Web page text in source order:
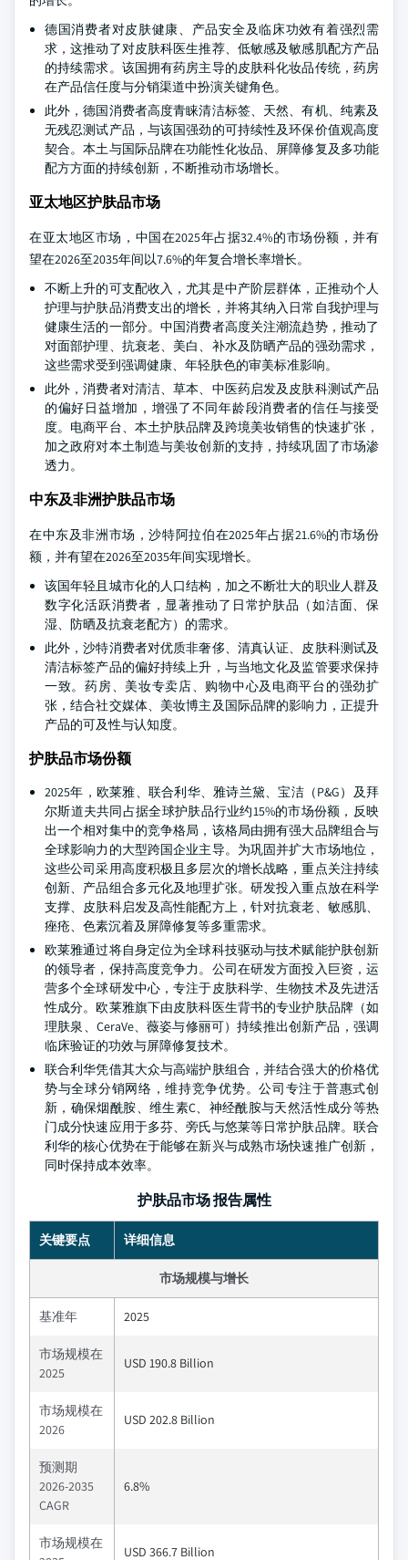
德国消费者对皮肤健康、产品安全及临床功效有着强烈需
求，这推动了对皮肤科医生推荐、低敏感及敏感肌配方产品
的持续需求。该国拥有药房主导的皮肤科化妆品传统，药房
在产品信任度与分销渠道中扮演关键角色。
此外，德国消费者高度青睐清洁标签、天然、有机、纯素及
无残忍测试产品，与该国强劲的可持续性及环保价值观高度
契合。本土与国际品牌在功能性化妆品、屏障修复及多功能
配方方面的持续创新，不断推动市场增长。
亚太地区护肤品市场
在亚太地区市场，中国在2025年占据32.4%的市场份额，并有
望在2026至2035年间以7.6%的年复合增长率增长。
不断上升的可支配收入，尤其是中产阶层群体，正推动个人
护理与护肤品消费支出的增长，并将其纳入日常自我护理与
健康生活的一部分。中国消费者高度关注潮流趋势，推动了
对面部护理、抗衰老、美白、补水及防晒产品的强劲需求，
这些需求受到强调健康、年轻肤色的审美标准影响。
此外，消费者对清洁、草本、中医药启发及皮肤科测试产品
的偏好日益增加，增强了不同年龄段消费者的信任与接受
度。电商平台、本土护肤品牌及跨境美妆销售的快速扩张，
加之政府对本土制造与美妆创新的支持，持续巩固了市场渗
透力。
中东及非洲护肤品市场
在中东及非洲市场，沙特阿拉伯在2025年占据21.6%的市场份
额，并有望在2026至2035年间实现增长。
该国年轻且城市化的人口结构，加之不断壮大的职业人群及
数字化活跃消费者，显著推动了日常护肤品（如洁面、保
湿、防晒及抗衰老配方）的需求。
此外，沙特消费者对优质非奢侈、清真认证、皮肤科测试及
清洁标签产品的偏好持续上升，与当地文化及监管要求保持
一致。药房、美妆专卖店、购物中心及电商平台的强劲扩
张，结合社交媒体、美妆博主及国际品牌的影响力，正提升
产品的可及性与认知度。
护肤品市场份额
2025年，欧莱雅、联合利华、雅诗兰黛、宝洁（P&G）及拜
尔斯道夫共同占据全球护肤品行业约15%的市场份额，反映
出一个相对集中的竞争格局，该格局由拥有强大品牌组合与
全球影响力的大型跨国企业主导。为巩固并扩大市场地位，
这些公司采用高度积极且多层次的增长战略，重点关注持续
创新、产品组合多元化及地理扩张。研发投入重点放在科学
支撑、皮肤科启发及高性能配方上，针对抗衰老、敏感肌、
痤疮、色素沉着及屏障修复等多重需求。
欧莱雅通过将自身定位为全球科技驱动与技术赋能护肤创新
的领导者，保持高度竞争力。公司在研发方面投入巨资，运
营多个全球研发中心，专注于皮肤科学、生物技术及先进活
性成分。欧莱雅旗下由皮肤科医生背书的专业护肤品牌（如
理肤泉、CeraVe、薇姿与修丽可）持续推出创新产品，强调
临床验证的功效与屏障修复技术。
联合利华凭借其大众与高端护肤组合，并结合强大的价格优
势与全球分销网络，维持竞争优势。公司专注于普惠式创
新，确保烟酰胺、维生素C、神经酰胺与天然活性成分等热
门成分快速应用于多芬、旁氏与悠莱等日常护肤品牌。联合
利华的核心优势在于能够在新兴与成熟市场快速推广创新，
同时保持成本效率。
护肤品市场 报告属性
关键要点 详细信息
市场规模与增长
基准年 2025
市场规模在
2025
USD 190.8 Billion
市场规模在
2026
USD 202.8 Billion
预测期
2026-2035
CAGR
6.8%
市场规模在
USD 366.7 Billion